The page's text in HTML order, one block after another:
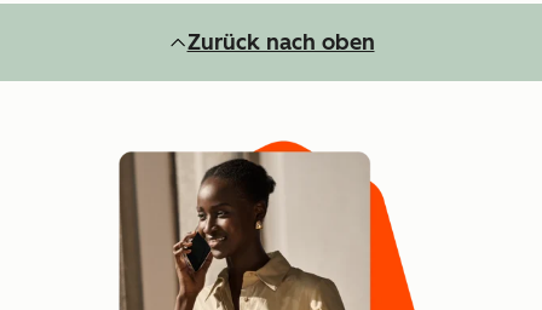
Zurück nach oben